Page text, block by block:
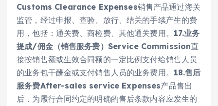
Customs Clearance Expenses销售产品通过海关
监管，经过申报、查验、放行、结关的手续产生的费
用，包括：通关费、商检费、其他通关费用。 17.业务
提成/佣金（销售服务费）Service Commission直
接按销售额或生效合同额的一定比例支付给销售人员
的业务包干酬金或支付销售人员的业务费用。 18.售后
服务费After-sales service Expenses产品售出
后，为履行合同约定的明确的售后条款内容应发生的